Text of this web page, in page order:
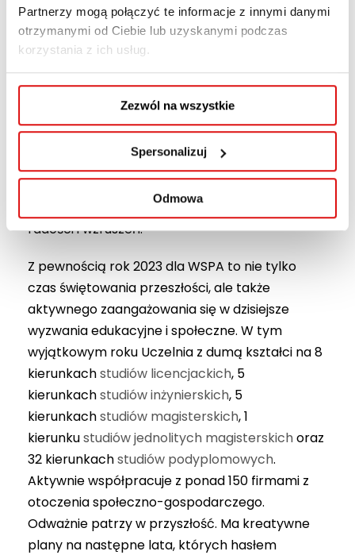
Partnerzy mogą połączyć te informacje z innymi danymi
otrzymanymi od Ciebie lub uzyskanymi podczas
korzystania z ich usług.
Zezwól na wszystkie
Spersonalizuj
Odmowa
projektant i wykładowca WSPA.
Grudzień był także czasem przygotowywania
się do Świąt Bożego Narodzenia –
Świątecznego Pokazu
FilmowegoorazSpotkania Świątecznego.Te
dwa wydarzenia były okazją do wspólnego
spędzenia czasu, uczestniczenia w warsztatach
decoupage, ubierania choinki, pamiątkowych
sesji świątecznych w fotospocie, w atmosferze
radości i wzruszeń.
Z pewnością rok 2023 dla WSPA to nie tylko
czas świętowania przeszłości, ale także
aktywnego zaangażowania się w dzisiejsze
wyzwania edukacyjne i społeczne. W tym
wyjątkowym roku Uczelnia z dumą kształci na 8
kierunkachstudiów licencjackich, 5
kierunkachstudiów inżynierskich, 5
kierunkachstudiów magisterskich, 1
kierunkustudiów jednolitych magisterskichoraz
32 kierunkachstudiów podyplomowych.
Aktywnie współpracuje z ponad 150 firmami z
otoczenia społeczno-gospodarczego.
Odważnie patrzy w przyszłość. Ma kreatywne
plany na następne lata, których hasłem